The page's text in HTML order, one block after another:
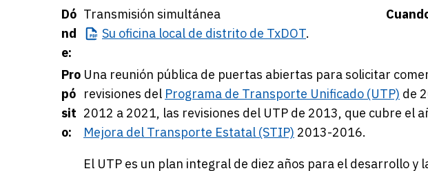
Dó
nd
e:
Transmisión simultánea
Su oficina local de distrito de TxDOT.
Pro
pó
sit
o:
Una reunión pública de puertas abiertas para solicitar
revisiones del Programa de Transporte Unificado (UTP) de
2012 a 2021, las revisiones del UTP de 2013, que cubre el
Mejora del Transporte Estatal (STIP) 2013-2016.
El UTP es un plan integral de diez años para el desarrollo y